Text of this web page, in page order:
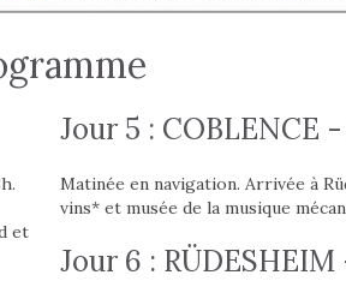
et
Jour 5 : COBLENCE
Matinée en navigation. Arrivée à
vins* et musée de la musique
Jour 6 :